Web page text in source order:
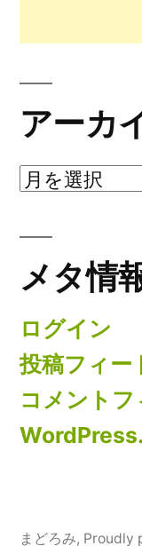
アーカ
ア
イ
ブ
メタ情
ログイン
投稿フィー
コメントフ
まどろみ, Proudly